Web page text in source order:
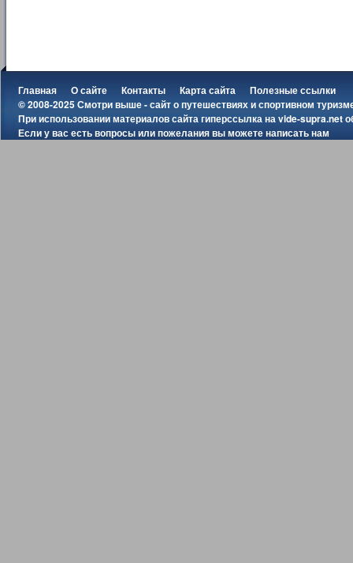
Главная О сайте Контакты Карта сайта
Полезные ссылки
© 2008-2025 Смотри выше - сайт о путешествиях и спортивном
При использовании материалов сайта гиперссылка наvide-supra.net
Если у вас есть вопросы или пожелания вы можетенаписать нам